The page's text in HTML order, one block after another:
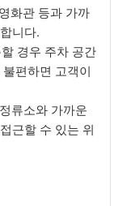
화관 등과 가까
니다.
경우 주차 공간
편하면 고객이
류소와 가까운
근할 수 있는 위